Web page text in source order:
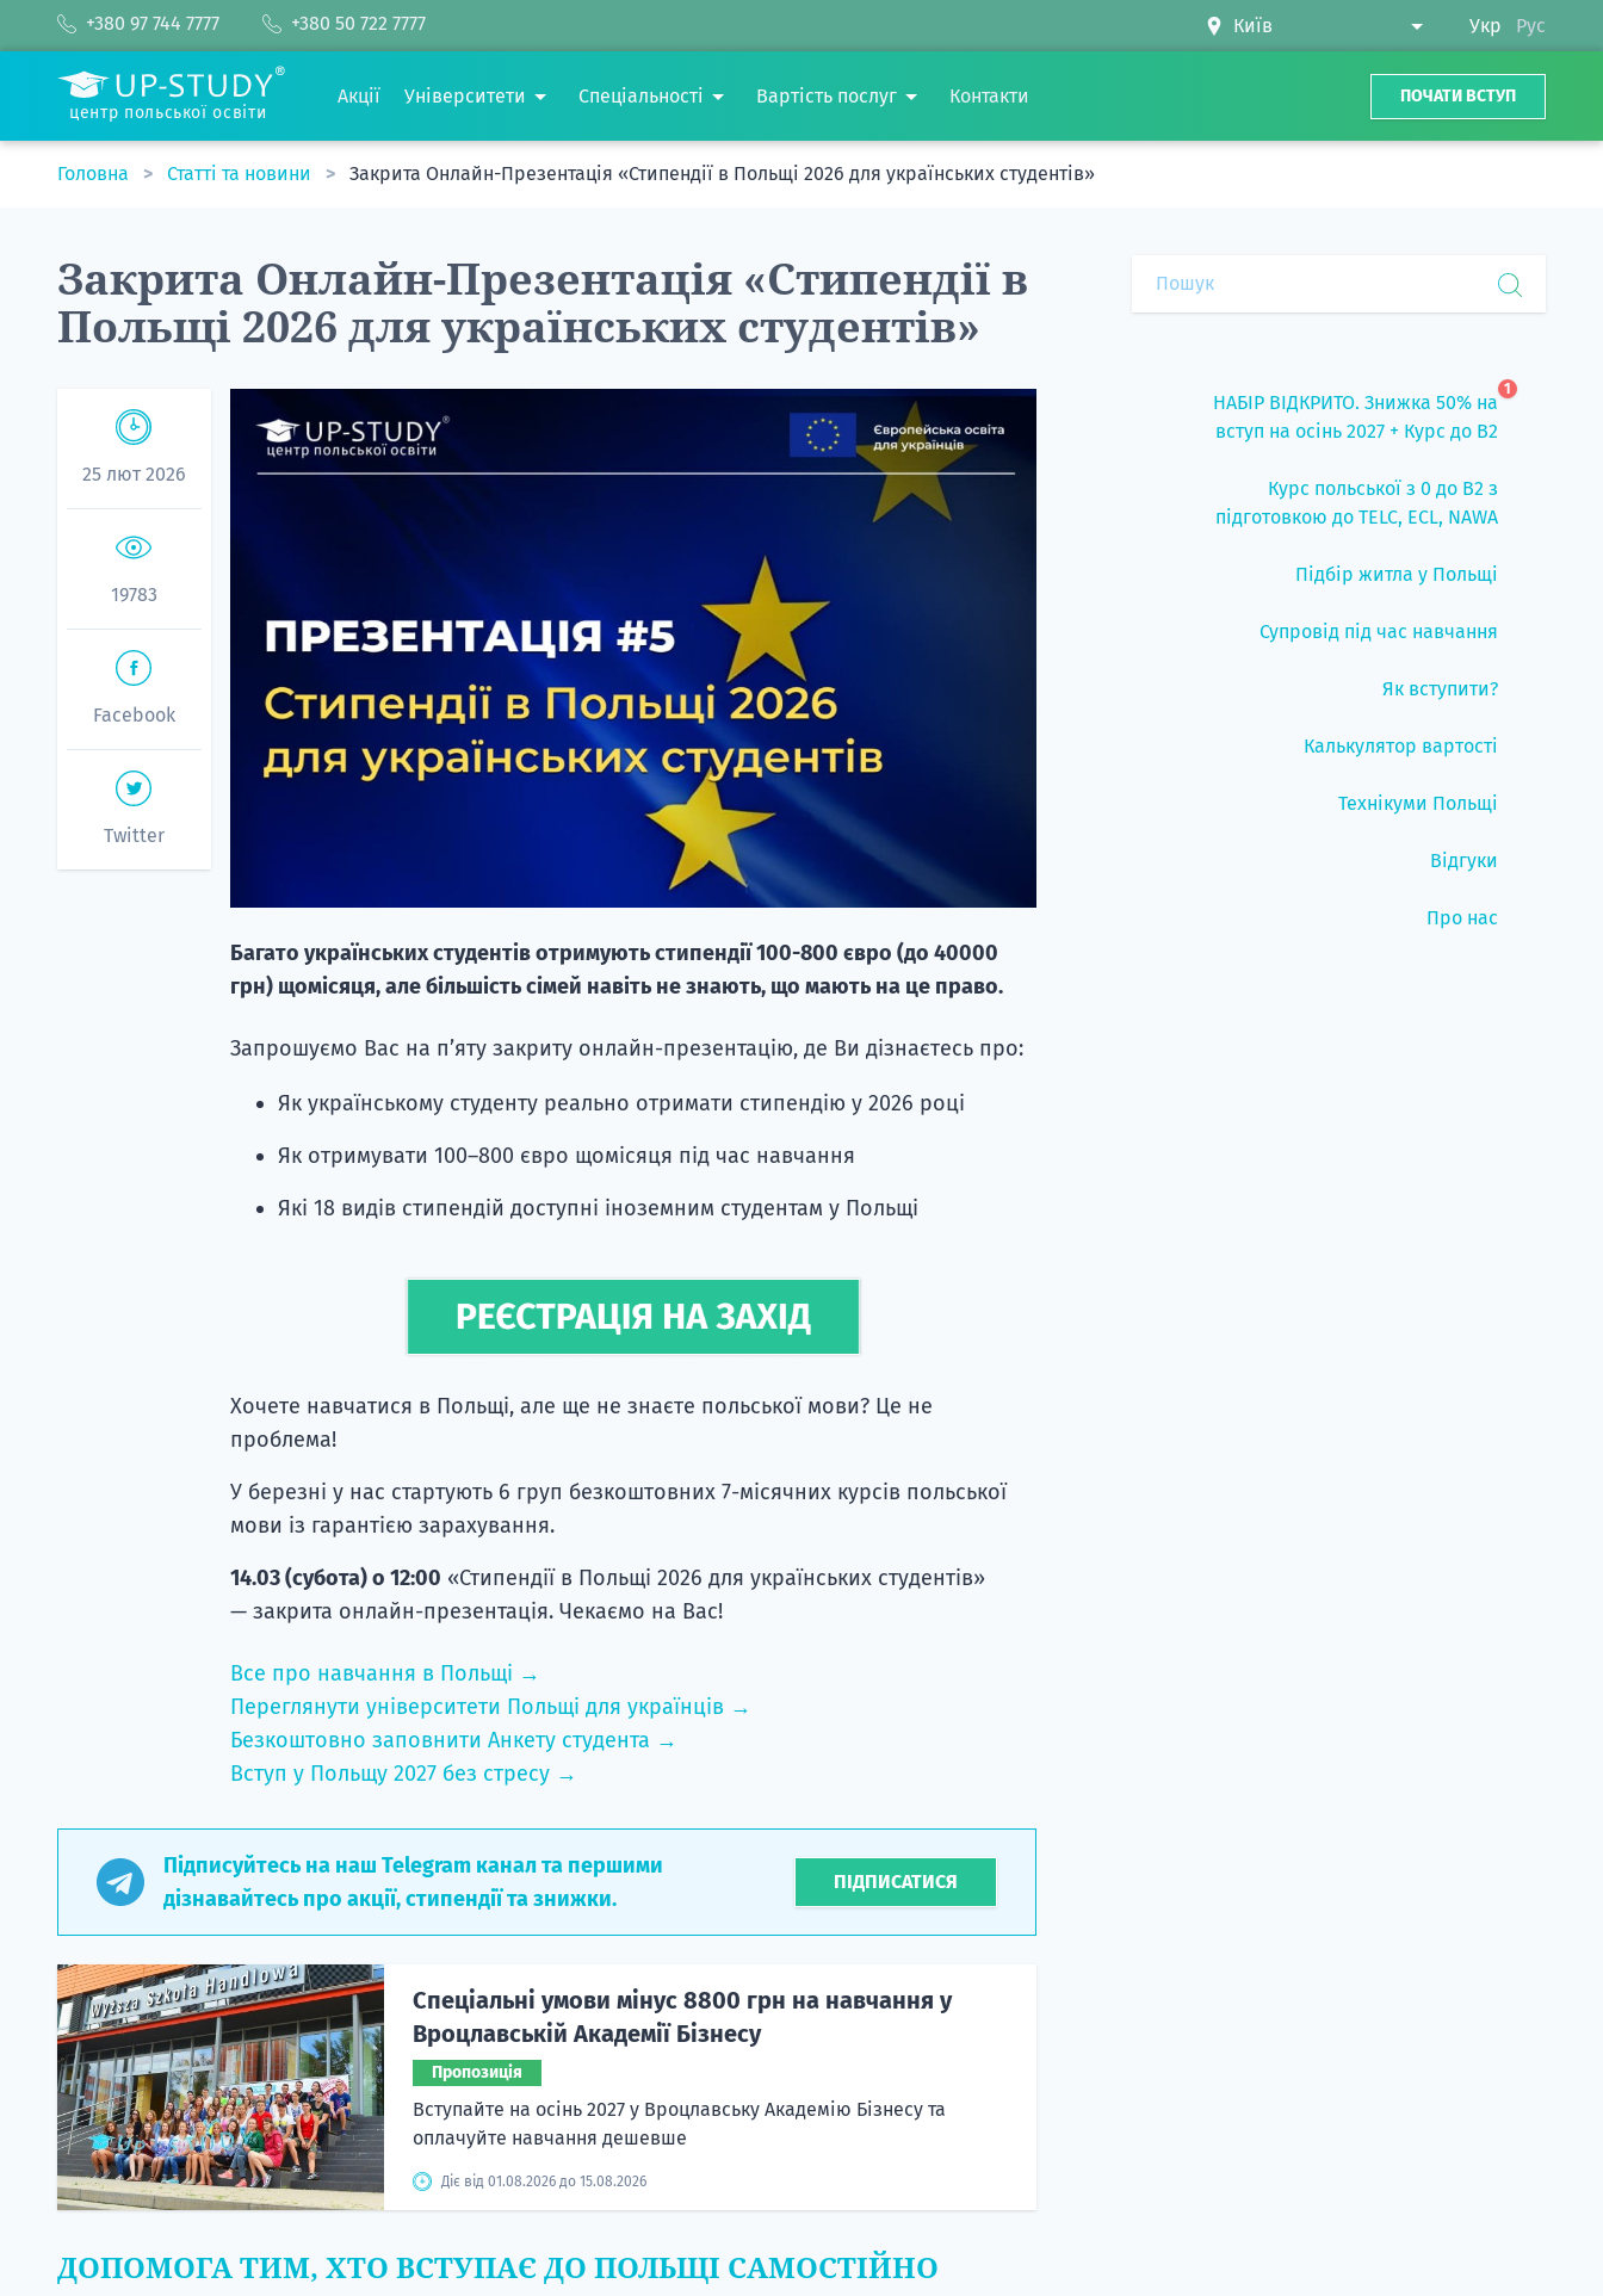
+380 97 744 7777 +380 50 722 7777 Укр Рус
центр польської освіти
Акції Університети Спеціальності Вартість послуг Контакти ПОЧАТИ ВСТУП
Головна Статті та новини Закрита Онлайн-Презентація «Стипендії в Польщі 2026 для українських студентів»
Закрита Онлайн-Презентація «Стипендії в
Польщі 2026 для українських студентів»
25 лют 2026
19783
Facebook
Twitter
Багато українських студентів отримують стипендії 100-800 євро (до 40000
грн) щомісяця, але більшість сімей навіть не знають, що мають на це право.
Запрошуємо Вас на пʼяту закриту онлайн-презентацію, де Ви дізнаєтесь про:
Як українському студенту реально отримати стипендію у 2026 році
Як отримувати 100–800 євро щомісяця під час навчання
Які 18 видів стипендій доступні іноземним студентам у Польщі
Хочете навчатися в Польщі, але ще не знаєте польської мови? Це не
проблема!
У березні у нас стартують 6 груп безкоштовних 7-місячних курсів польської
мови із гарантією зарахування.
14.03 (субота) о 12:00 «Стипендії в Польщі 2026 для українських студентів»
— закрита онлайн-презентація. Чекаємо на Вас!
Все про навчання в Польщі →
Переглянути університети Польщі для українців →
Безкоштовно заповнити Анкету студента →
Вступ у Польщу 2027 без стресу →
Підписуйтесь на наш Telegram канал та першими
дізнавайтесь про акції, стипендії та знижки.
ПІДПИСАТИСЯ
Спеціальні умови мінус 8800 грн на навчання у
Вроцлавській Академії Бізнесу
Пропозиція
Вступайте на осінь 2027 у Вроцлавську Академію Бізнесу та
оплачуйте навчання дешевше
Діє від 01.08.2026 до 15.08.2026
ДОПОМОГА ТИМ, ХТО ВСТУПАЄ ДО ПОЛЬЩІ САМОСТІЙНО
НАБІР ВІДКРИТО. Знижка 50% на
вступ на осінь 2027 + Курс до B2
1
Курс польської з 0 до B2 з
підготовкою до TELC, ECL, NAWA
Підбір житла у Польщі
Супровід під час навчання
Як вступити?
Калькулятор вартості
Технікуми Польщі
Відгуки
Про нас